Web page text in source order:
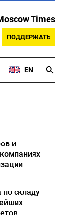
Times
ПОДДЕРЖАТЬ
EN
и
по складу